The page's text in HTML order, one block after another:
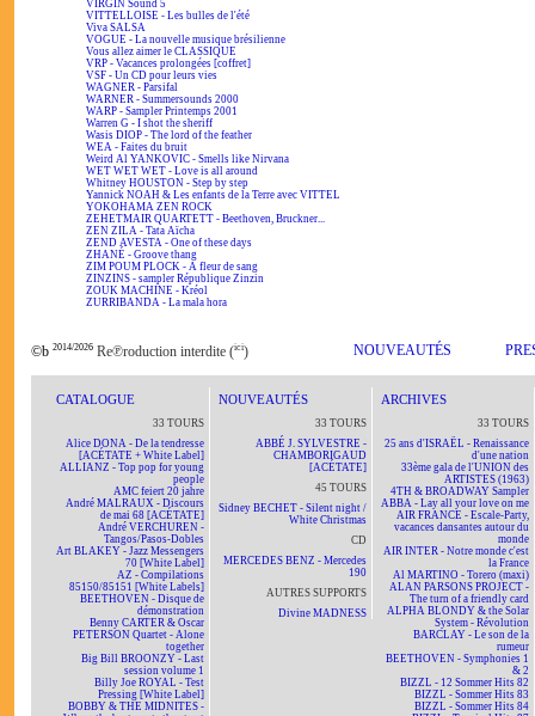
VIRGIN Sound 5
VITTELLOISE - Les bulles de l'été
Viva SALSA
VOGUE - La nouvelle musique brésilienne
Vous allez aimer le CLASSIQUE
VRP - Vacances prolongées [coffret]
VSF - Un CD pour leurs vies
WAGNER - Parsifal
WARNER - Summersounds 2000
WARP - Sampler Printemps 2001
Warren G - I shot the sheriff
Wasis DIOP - The lord of the feather
WEA - Faites du bruit
Weird Al YANKOVIC - Smells like Nirvana
WET WET WET - Love is all around
Whitney HOUSTON - Step by step
Yannick NOAH & Les enfants de la Terre avec VITTEL
YOKOHAMA ZEN ROCK
ZEHETMAIR QUARTETT - Beethoven, Bruckner...
ZEN ZILA - Tata Aïcha
ZEND AVESTA - One of these days
ZHANÉ - Groove thang
ZIM POUM PLOCK - A fleur de sang
ZINZINS - sampler République Zinzin
ZOUK MACHINE - Kréol
ZURRIBANDA - La mala hora
©b 2014/2026 Re℗roduction interdite (ici) NOUVEAUTÉS
CATALOGUE
33 TOURS
Alice DONA - De la tendresse
[ACÉTATE + White Label]
ALLIANZ - Top pop for young
people
AMC feiert 20 jahre
André MALRAUX - Discours
de mai 68 [ACÉTATE]
André VERCHUREN -
Tangos/Pasos-Dobles
Art BLAKEY - Jazz Messengers
70 [White Label]
AZ - Compilations
85150/85151 [White Labels]
BEETHOVEN - Disque de
démonstration
Benny CARTER & Oscar
PETERSON Quartet - Alone
together
Big Bill BROONZY - Last
session volume 1
Billy Joe ROYAL - Test
Pressing [White Label]
BOBBY & THE MIDNITES -
NOUVEAUTÉS
33 TOURS
ABBÉ J. SYLVESTRE -
CHAMBORIGAUD
[ACÉTATE]
45 TOURS
Sidney BECHET - Silent night /
White Christmas
CD
MERCEDES BENZ - Mercedes
190
AUTRES SUPPORTS
Divine MADNESS
ARCHIVES
33 TOURS
25 ans d'ISRAËL - Renaissance
d'une nation
33ème gala de l'UNION des
ARTISTES (1963)
4TH & BROADWAY Sampler
ABBA - Lay all your love on me
AIR FRANCE - Escale-Party,
vacances dansantes autour du
monde
AIR INTER - Notre monde c'est
la France
Al MARTINO - Torero (maxi)
ALAN PARSONS PROJECT -
The turn of a friendly card
ALPHA BLONDY & the Solar
System - Révolution
BARCLAY - Le son de la
rumeur
BEETHOVEN - Symphonies 1
& 2
BIZZL - 12 Sommer Hits 82
BIZZL - Sommer Hits 83
BIZZL - Sommer Hits 84